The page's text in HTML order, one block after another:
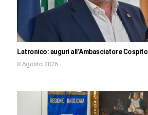
Latronico: auguri all’Ambasciatore Cospito
8 Agosto 2026